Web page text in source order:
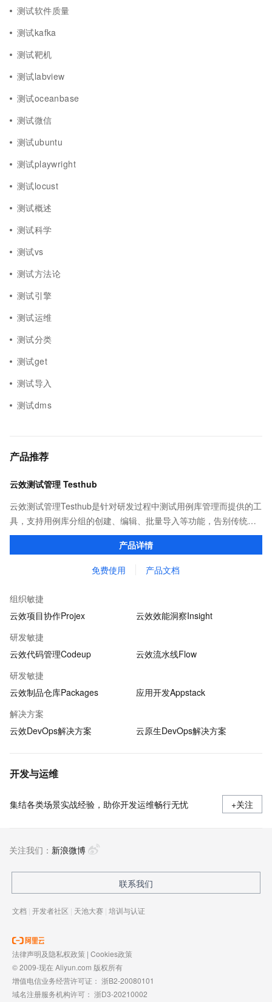
测试软件质量
测试kafka
测试靶机
测试labview
测试oceanbase
测试微信
测试ubuntu
测试playwright
测试locust
测试概述
测试科学
测试vs
测试方法论
测试引擎
测试运维
测试分类
测试get
测试导入
测试dms
产品推荐
云效测试管理 Testhub
云效测试管理Testhub是针对研发过程中测试用例库管理而提供的工
具，支持用例库分组的创建、编辑、批量导入等功能，告别传统项
目管理中测试用例重复撰写、用例信息共享不易的问题，成为测试
产品详情
免费使用 产品文档
组织敏捷
云效项目协作Projex
云效效能洞察Insight
研发敏捷
云效代码管理Codeup
云效流水线Flow
研发敏捷
云效制品仓库Packages
应用开发Appstack
解决方案
云效DevOps解决方案
云原生DevOps解决方案
开发与运维
集结各类场景实战经验，助你开发运维畅行无忧 +关注
关注我们： 新浪微博
联系我们
文档 | 开发者社区 | 天池大赛 | 培训与认证
法律声明及隐私权政策 | Cookies政策
© 2009-现在 Aliyun.com 版权所有
增值电信业务经营许可证： 浙B2-20080101
域名注册服务机构许可： 浙D3-20210002